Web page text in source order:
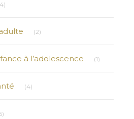
(2)
à l’adolescence (1)
(4)